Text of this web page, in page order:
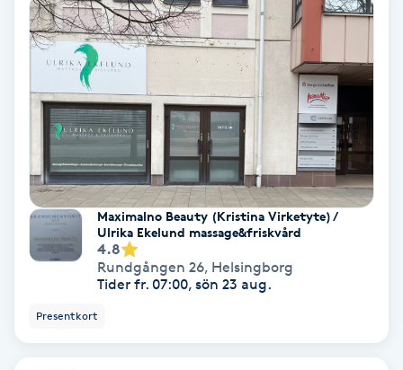
Nagelvård
Naglar borttagning
Naglar reparation
Naprapati
Navelpiercing
Ny frisyr
Maximalno Beauty (Kristina Virketyte) /
Ulrika Ekelund massage&friskvård
4.8
Rundgången 26, Helsingborg
Tider fr. 07:00, sön 23 aug.
Presentkort